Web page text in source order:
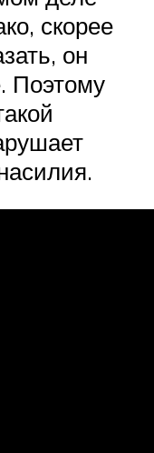
скорее
он
Поэтому